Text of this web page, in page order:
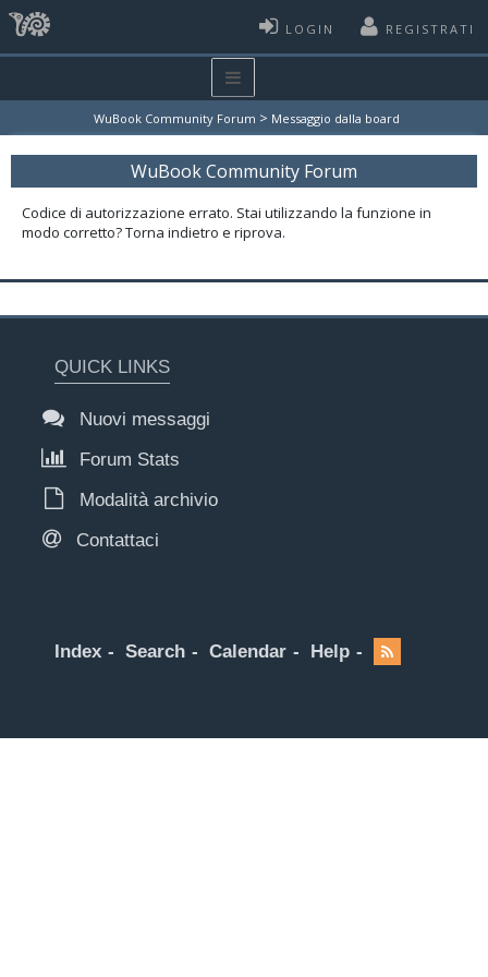
LOGIN REGISTRATI
WuBook Community Forum > Messaggio dalla board
WuBook Community Forum
Codice di autorizzazione errato. Stai utilizzando la funzione in
modo corretto? Torna indietro e riprova.
QUICK LINKS
Nuovi messaggi
Forum Stats
Modalità archivio
Contattaci
Index Search Calendar Help